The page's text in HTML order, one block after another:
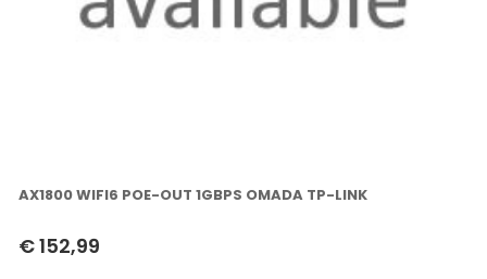
AX1800 WIFI6 POE-OUT 1GBPS OMADA TP-LINK
€ 152,99